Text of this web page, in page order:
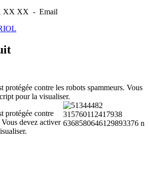
XX XX - Email
protégée contre les robots spammeurs. Vous
pour la visualiser.
protégée contre
devez activer